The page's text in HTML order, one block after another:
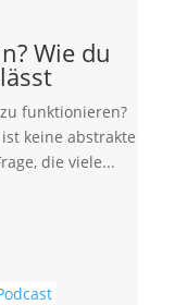
Wie du
funktionieren?
keine abstrakte
die viele...